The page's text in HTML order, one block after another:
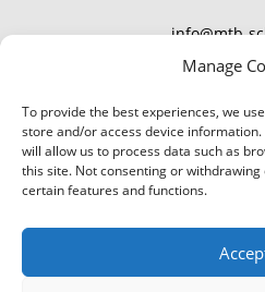
Manage
To provide the best experiences, we
store and/or access device
will allow us to process data such as
this site. Not consenting or
certain features and functions.
info@mtb-
TEL: +41 77